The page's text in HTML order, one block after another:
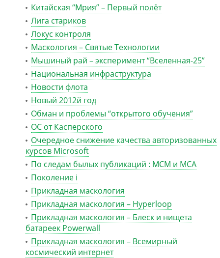
Китайская “Мрия” – Первый полёт
Лига стариков
Локус контроля
Маскология – Святые Технологии
Мышиный рай – эксперимент “Вселенная-25”
Национальная инфраструктура
Новости флота
Новый 2012й год
Обман и проблемы “открытого обучения”
ОС от Касперского
Очередное снижение качества авторизованных
курсов Microsoft
По следам былых публикаций : MCM и MCA
Поколение i
Прикладная маскология
Прикладная маскология – Hyperloop
Прикладная маскология – Блеск и нищета
батареек Powerwall
Прикладная маскология – Всемирный
космический интернет